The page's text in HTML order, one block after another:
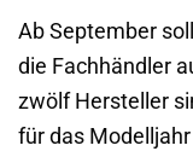
Ab September
die Fachhändler
zwölf Hersteller
für das